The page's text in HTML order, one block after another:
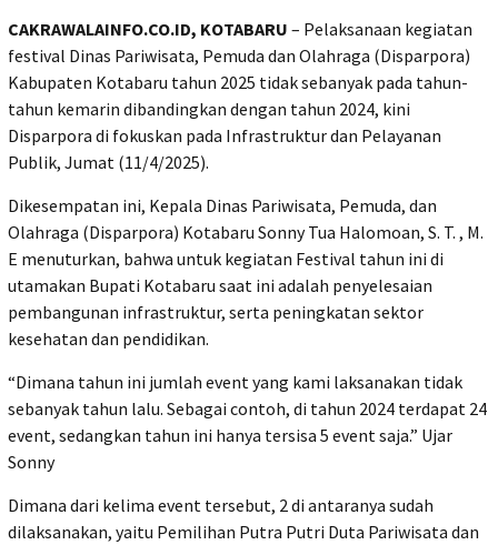
CAKRAWALAINFO.CO.ID, KOTABARU – Pelaksanaan kegiatan
festival Dinas Pariwisata, Pemuda dan Olahraga (Disparpora)
Kabupaten Kotabaru tahun 2025 tidak sebanyak pada tahun-
tahun kemarin dibandingkan dengan tahun 2024, kini
Disparpora di fokuskan pada Infrastruktur dan Pelayanan
Publik, Jumat (11/4/2025).
Dikesempatan ini, Kepala Dinas Pariwisata, Pemuda, dan
Olahraga (Disparpora) Kotabaru Sonny Tua Halomoan, S. T. , M.
E menuturkan, bahwa untuk kegiatan Festival tahun ini di
utamakan Bupati Kotabaru saat ini adalah penyelesaian
pembangunan infrastruktur, serta peningkatan sektor
kesehatan dan pendidikan.
“Dimana tahun ini jumlah event yang kami laksanakan tidak
sebanyak tahun lalu. Sebagai contoh, di tahun 2024 terdapat 24
event, sedangkan tahun ini hanya tersisa 5 event saja.” Ujar
Sonny
Dimana dari kelima event tersebut, 2 di antaranya sudah
dilaksanakan, yaitu Pemilihan Putra Putri Duta Pariwisata dan